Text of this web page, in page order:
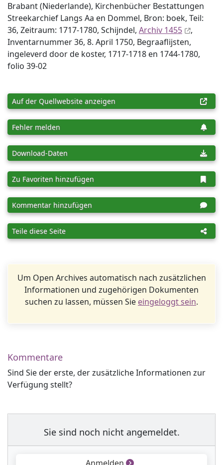
Brabant (Niederlande), Kirchenbücher Bestattungen
Streekarchief Langs Aa en Dommel, Bron: boek, Teil:
36, Zeitraum: 1717-1780, Schijndel, Archiv 1455
,
Inventar­nummer 36, 8. April 1750, Begraaflijsten,
ingeleverd door de koster, 1717-1718 en 1744-1780,
folio 39-02
Auf der Quellwebsite anzeigen
Fehler melden
Download-Daten
Zu Favoriten hinzufügen
Kommentar hinzufügen
Teile diese Seite
Um Open Archives automatisch nach zusätzlichen
Informationen und zugehörigen Dokumenten
suchen zu lassen, müssen Sie eingeloggt sein.
Kommentare
Sind Sie der erste, der zusätzliche Informationen zur
Verfügung stellt?
Sie sind noch nicht angemeldet.